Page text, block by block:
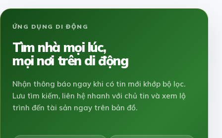
ỨNG DỤNG DI ĐỘNG
Tìm nhà mọi lúc,
mọi nơi trên di động
Nhận thông báo ngay khi có tin mới khớp bộ lọc.
Lưu tìm kiếm, liên hệ nhanh với chủ tin và xem lộ
trình đến tài sản ngay trên bản đồ.